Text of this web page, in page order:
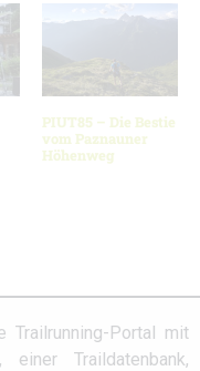
PIUT85 – Die Bestie
vom Paznauner
Höhenweg
Trailrunning-Portal mit
Traildatenbank,